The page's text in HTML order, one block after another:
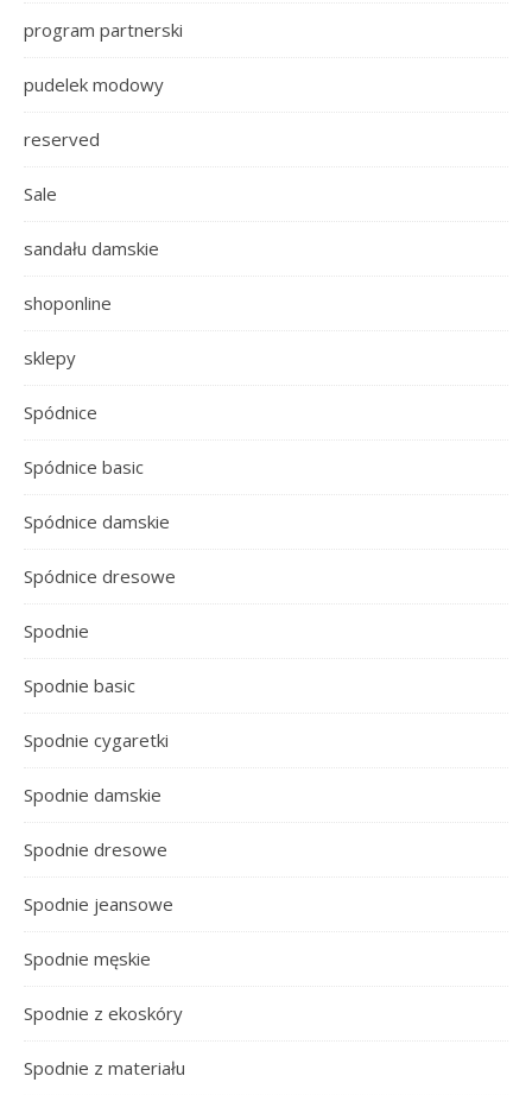
program partnerski
pudelek modowy
reserved
Sale
sandału damskie
shoponline
sklepy
Spódnice
Spódnice basic
Spódnice damskie
Spódnice dresowe
Spodnie
Spodnie basic
Spodnie cygaretki
Spodnie damskie
Spodnie dresowe
Spodnie jeansowe
Spodnie męskie
Spodnie z ekoskóry
Spodnie z materiału